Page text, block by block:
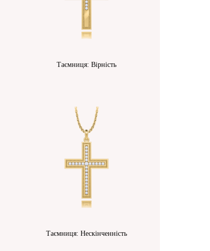
Таємниця: Вірність
Таємниця: Нескінченність